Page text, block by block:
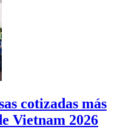
cotizadas más
Vietnam 2026